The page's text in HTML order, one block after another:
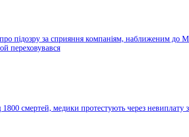
підозру за сприяння компаніям, наближеним до
переховувався
смертей, медики протестують через невиплату